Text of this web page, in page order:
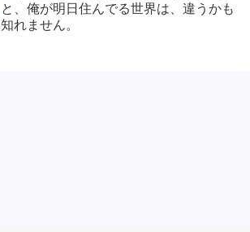
と、俺が明日住んでる世界は、違うかも
知れません。